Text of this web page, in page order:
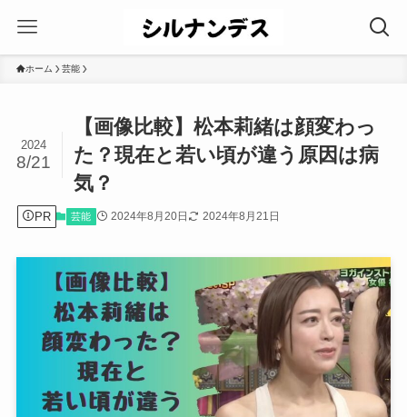
ホーム 芸能
【画像比較】松本莉緒は顔変わっ
た？現在と若い頃が違う原因は病
気？
2024
8/21
PR 芸能 2024年8月20日 2024年8月21日